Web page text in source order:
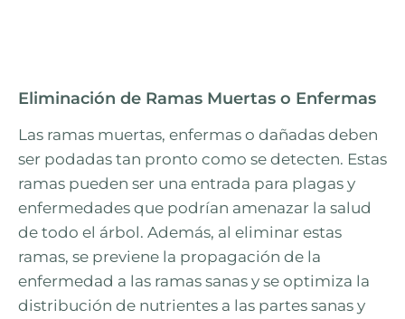
Eliminación de Ramas Muertas o Enfermas
Las ramas muertas, enfermas o dañadas deben
ser podadas tan pronto como se detecten. Estas
ramas pueden ser una entrada para plagas y
enfermedades que podrían amenazar la salud
de todo el árbol. Además, al eliminar estas
ramas, se previene la propagación de la
enfermedad a las ramas sanas y se optimiza la
distribución de nutrientes a las partes sanas y